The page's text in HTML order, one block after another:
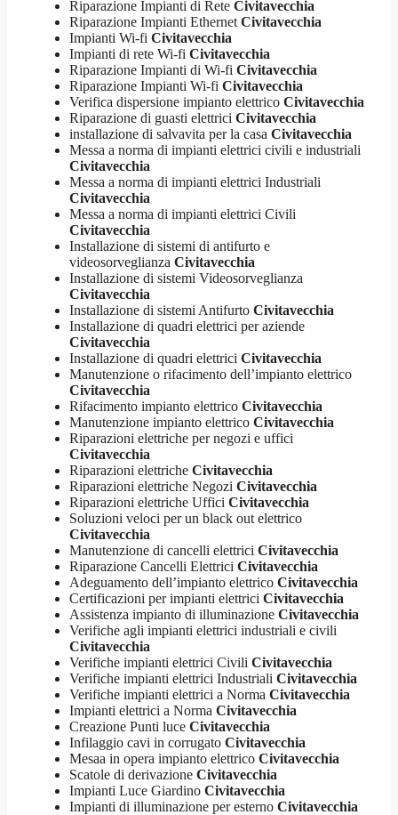
Riparazione Impianti di Rete Civitavecchia
Riparazione Impianti Ethernet Civitavecchia
Impianti Wi-fi Civitavecchia
Impianti di rete Wi-fi Civitavecchia
Riparazione Impianti di Wi-fi Civitavecchia
Riparazione Impianti Wi-fi Civitavecchia
Verifica dispersione impianto elettrico Civitavecchia
Riparazione di guasti elettrici Civitavecchia
installazione di salvavita per la casa Civitavecchia
Messa a norma di impianti elettrici civili e industriali
Civitavecchia
Messa a norma di impianti elettrici Industriali
Civitavecchia
Messa a norma di impianti elettrici Civili
Civitavecchia
Installazione di sistemi di antifurto e
videosorveglianza Civitavecchia
Installazione di sistemi Videosorveglianza
Civitavecchia
Installazione di sistemi Antifurto Civitavecchia
Installazione di quadri elettrici per aziende
Civitavecchia
Installazione di quadri elettrici Civitavecchia
Manutenzione o rifacimento dell’impianto elettrico
Civitavecchia
Rifacimento impianto elettrico Civitavecchia
Manutenzione impianto elettrico Civitavecchia
Riparazioni elettriche per negozi e uffici
Civitavecchia
Riparazioni elettriche Civitavecchia
Riparazioni elettriche Negozi Civitavecchia
Riparazioni elettriche Uffici Civitavecchia
Soluzioni veloci per un black out elettrico
Civitavecchia
Manutenzione di cancelli elettrici Civitavecchia
Riparazione Cancelli Elettrici Civitavecchia
Adeguamento dell’impianto elettrico Civitavecchia
Certificazioni per impianti elettrici Civitavecchia
Assistenza impianto di illuminazione Civitavecchia
Verifiche agli impianti elettrici industriali e civili
Civitavecchia
Verifiche impianti elettrici Civili Civitavecchia
Verifiche impianti elettrici Industriali Civitavecchia
Verifiche impianti elettrici a Norma Civitavecchia
Impianti elettrici a Norma Civitavecchia
Creazione Punti luce Civitavecchia
Infilaggio cavi in corrugato Civitavecchia
Mesaa in opera impianto elettrico Civitavecchia
Scatole di derivazione Civitavecchia
Impianti Luce Giardino Civitavecchia
Impianti di illuminazione per esterno Civitavecchia